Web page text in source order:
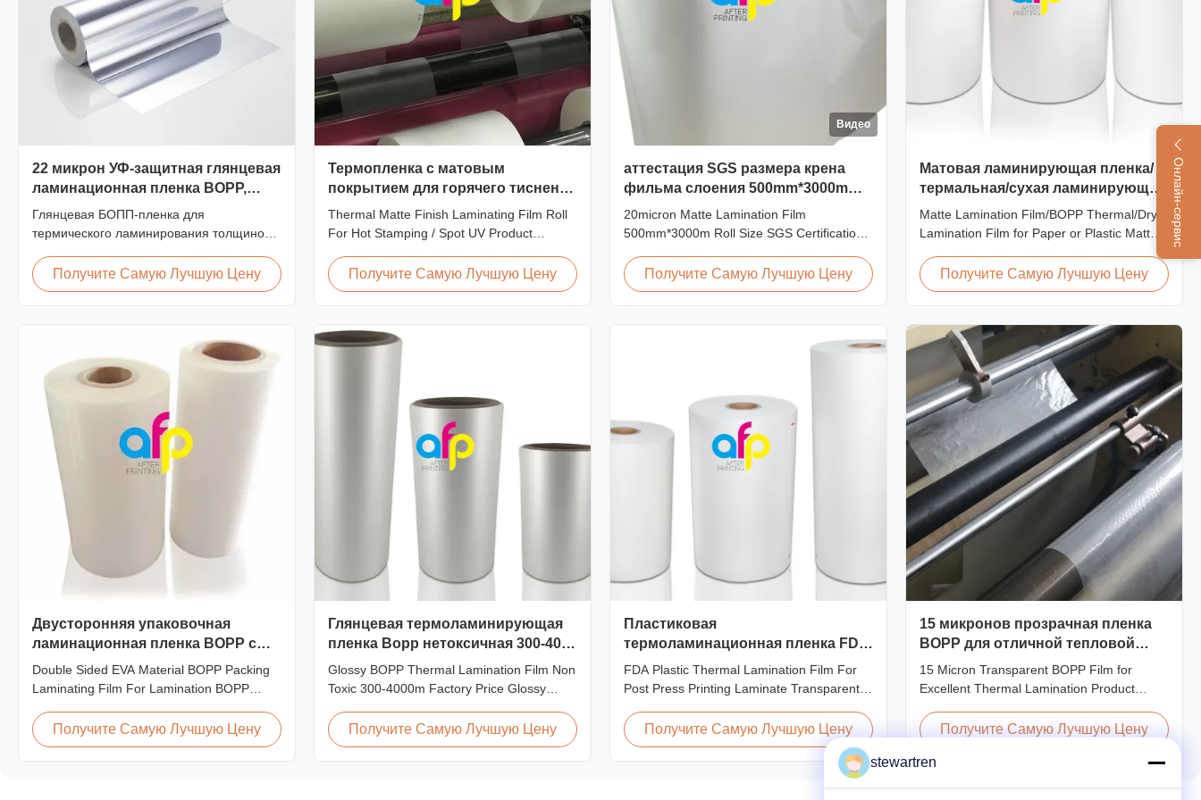
Онлайн-сервис
22 микрон УФ-защитная глянцевая
ламинационная пленка BOPP,
устойчивая к царапинам
Глянцевая БОПП-пленка для
термического ламинирования толщиной
ингибиторами УФ-излучения, устойчивым
к царапинам твердым покрытием,
для наружных вывесок, плакатов и
долговременных дисплеев.
Получите Самую Лучшую Цену
Термопленка с матовым
покрытием для горячего тиснения
/ выборочного УФ-лакирования
Thermal Matte Finish Laminating Film Roll
For Hot Stamping / Spot UV Product
Film 42 Dynes Double Corona Treatment
Thermal Roll Matte Laminating Film for Hot
AFP-Y18 AFP-Y20 AFP-Y22 AFP-Y21 ...
Получите Самую Лучшую Цену
Видео
аттестация SGS размера крена
фильма слоения 500mm*3000m
20micron штейновая
20micron Matte Lamination Film
500mm*3000m Roll Size SGS Certification
Factory Price 20micron Matte Lamination
Film achieved top sales quantity among
includes offering factory pricing ...
Получите Самую Лучшую Цену
Матовая ламинирующая пленка/
термальная/сухая ламинирующая
пленка BOPP для бумаги или
пластика
Matte Lamination Film/BOPP Thermal/Dry
Lamination Film for Paper or Plastic Matte
Lamination Film for Paper or Plastic Elegant
Matt Lamination Hot Film Double Corona
Performance at UV Spot and Hot Stamping!
FDA PASSED What is BOPP ...
Получите Самую Лучшую Цену
Двусторонняя упаковочная
ламинационная пленка BOPP с
материалом EVA для
ламинирования
Double Sided EVA Material BOPP Packing
Laminating Film For Lamination BOPP
different ways of printing, especially offset
printing. It is composited of BOPP + EVA.
Получите Самую Лучшую Цену
Глянцевая термоламинирующая
пленка Bopp нетоксичная 300-4000
м
Glossy BOPP Thermal Lamination Film Non
Toxic 300-4000m Factory Price Glossy
toxic, pollution-free, high transparency and
gloss, low static, wear resistance, long
Получите Самую Лучшую Цену
Пластиковая
термоламинационная пленка FDA
для постпечатного
ламинирования
FDA Plastic Thermal Lamination Film For
Post Press Printing Laminate Transparent
Post-press Printing Laminate BOPP
Thermal Lamination Film Parameter
Oriented Polypropylene) Film Thickness
Получите Самую Лучшую Цену
15 микронов прозрачная пленка
BOPP для отличной тепловой
ламинировки
15 Micron Transparent BOPP Film for
Excellent Thermal Lamination Product
Lamination Film is designed to preserve the
materials. Available in multiple thicknesses
Получите Самую Лучшую Цену
stewartren